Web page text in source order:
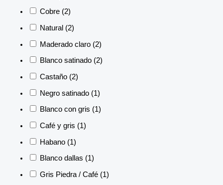
Cobre (2)
Natural (2)
Maderado claro (2)
Blanco satinado (2)
Castaño (2)
Negro satinado (1)
Blanco con gris (1)
Café y gris (1)
Habano (1)
Blanco dallas (1)
Gris Piedra / Café (1)